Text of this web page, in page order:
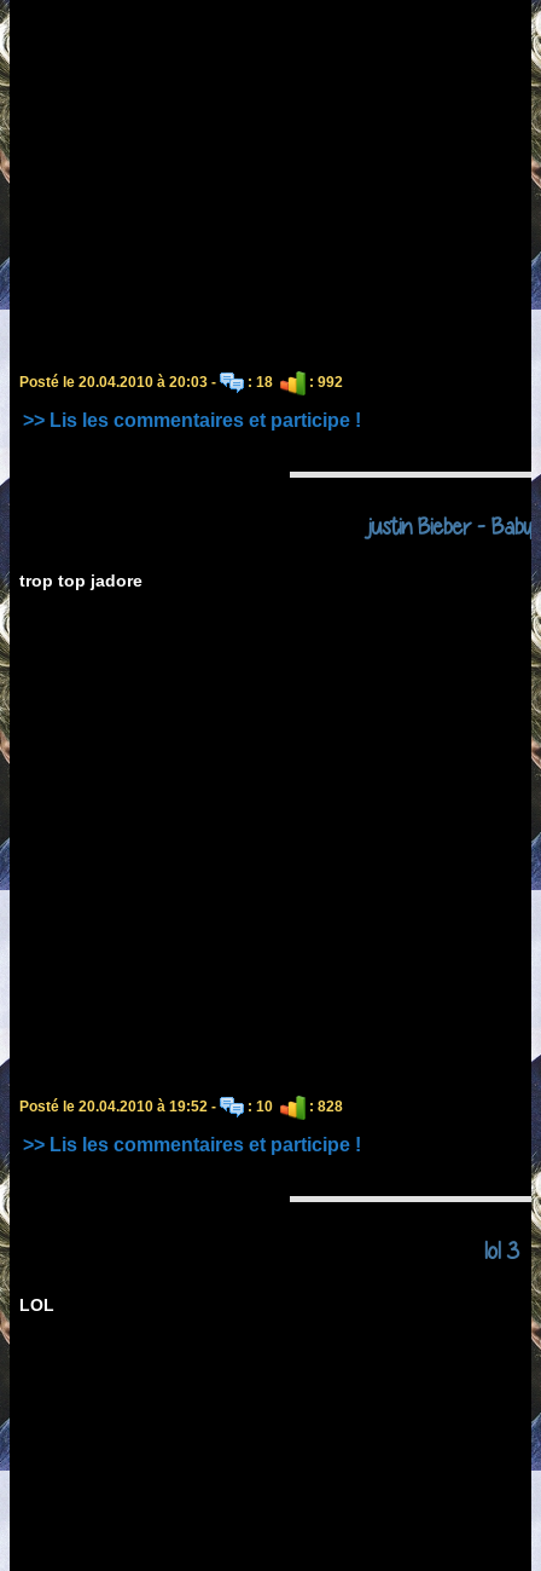
Posté le 20.04.2010 à 20:03 - : 18 : 992
>> Lis les commentaires et participe !
justin Bieber -
trop top jadore
Posté le 20.04.2010 à 19:52 - : 10 : 828
>> Lis les commentaires et participe !
lol 3
LOL